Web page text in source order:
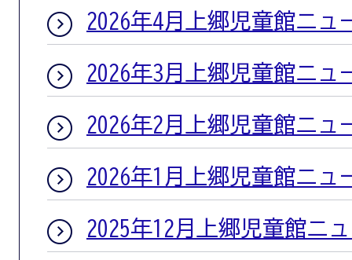
2026年4月上郷児童館ニュ
2026年3月上郷児童館ニュ
2026年2月上郷児童館ニュ
2026年1月上郷児童館ニュ
2025年12月上郷児童館ニ